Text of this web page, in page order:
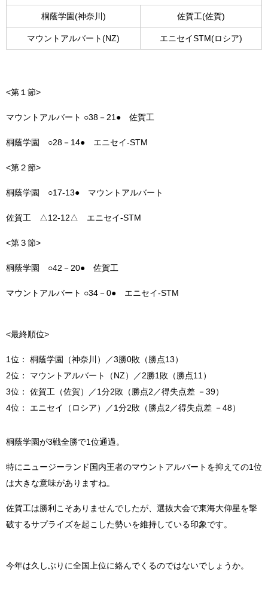
桐蔭学園(神奈川) 佐賀工(佐賀)
マウントアルバート(NZ) エニセイSTM(ロシア)
<第１節>
マウントアルバート ○38－21● 佐賀工
桐蔭学園 ○28－14● エニセイ-STM
<第２節>
桐蔭学園 ○17-13● マウントアルバート
佐賀工 △12-12△ エニセイ-STM
<第３節>
桐蔭学園 ○42－20● 佐賀工
マウントアルバート ○34－0● エニセイ-STM
<最終順位>
1位： 桐蔭学園（神奈川）／3勝0敗（勝点13）
2位： マウントアルバート（NZ）／2勝1敗（勝点11）
3位： 佐賀工（佐賀）／1分2敗（勝点2／得失点差 －39）
4位： エニセイ（ロシア）／1分2敗（勝点2／得失点差 －48）
桐蔭学園が3戦全勝で1位通過。
特にニュージーランド国内王者のマウントアルバートを抑えての1位
は大きな意味がありますね。
佐賀工は勝利こそありませんでしたが、選抜大会で東海大仰星を撃
破するサプライズを起こした勢いを維持している印象です。
今年は久しぶりに全国上位に絡んでくるのではないでしょうか。